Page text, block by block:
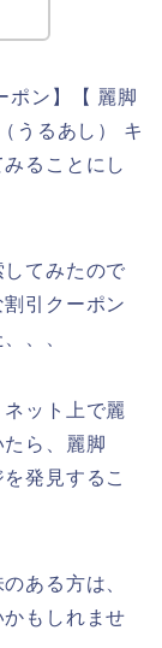
ポン】【 麗脚
うるあし） キ
ることにし
てみたので
引クーポン
、、
ット上で麗
ら、麗脚
発見するこ
ある方は、
もしれませ